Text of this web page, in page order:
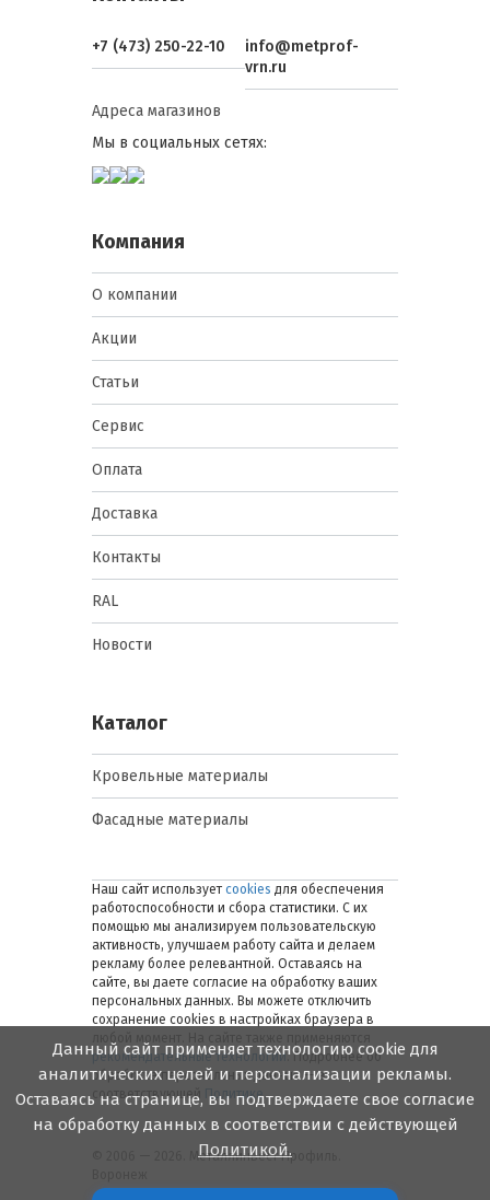
+7 (473) 250-22-10
info@metprof-
vrn.ru
Адреса магазинов
Мы в социальных сетях:
Компания
О компании
Акции
Статьи
Сервис
Оплата
Доставка
Контакты
RAL
Новости
Каталог
Кровельные материалы
Фасадные материалы
Наш сайт использует cookies для обеспечения
работоспособности и сбора статистики. С их
помощью мы анализируем пользовательскую
активность, улучшаем работу сайта и делаем
рекламу более релевантной. Оставаясь на
сайте, вы даете согласие на обработку ваших
персональных данных. Вы можете отключить
сохранение cookies в настройках браузера в
рекомендательные технологии. Подробнее об
обработке персональных данных — в
соответствующей
Политике.
© 2006 — 2026. Металлинвест Профиль.
Данный сайт применяет технологию cookie для
аналитических целей и персонализации рекламы.
Оставаясь на странице, вы подтверждаете свое согласие
на обработку данных в соответствии с действующей
Политикой.